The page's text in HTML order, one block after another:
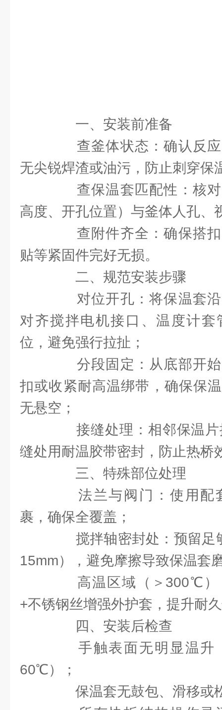
一、安装前准备
查釜体状态：确认反应
无尖锐焊渣或油污，防止刺穿保
查保温套匹配性：核对
高度、开孔位置）与釜体人孔、
查附件齐全：确保搭扣
贴等紧固件完好无损。
二、规范安装步骤
对位开孔：将保温套沿
对齐搅拌电机接口、温度计
位，避免强行拉扯；
分段固定：从底部开始
扣或收紧耐高温绑带，确保保
无悬空；
接缝处理：相邻保温片
缝处用耐温胶带密封，防止热桥
三、特殊部位处理
法兰与阀门：使用配
裹，确保全覆盖；
搅拌轴密封处：预留足
15mm），避免摩擦导致保温套
高温区域（＞300℃）
+不锈钢丝增强外护套，提升耐
四、安装后检查
手触表面无明显温升
60℃）；
保温套无鼓包、滑移或